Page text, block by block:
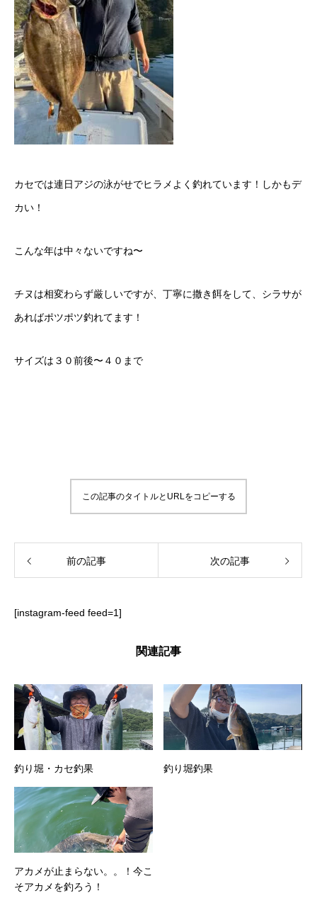
カセでは連日アジの泳がせでヒラメよく釣れています！しかもデ
カい！
こんな年は中々ないですね〜
チヌは相変わらず厳しいですが、丁寧に撒き餌をして、シラサが
あればポツポツ釣れてます！
サイズは３０前後〜４０まで
この記事のタイトルとURLをコピーする
前の記事 次の記事
[instagram-feed feed=1]
関連記事
釣り堀・カセ釣果 釣り堀釣果
アカメが止まらない。。！今こ
そアカメを釣ろう！